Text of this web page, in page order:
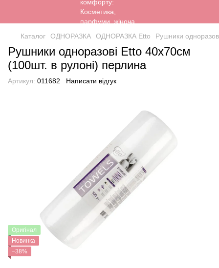
Каталог ОДНОРАЗКА ОДНОРАЗКА Etto Рушники
Рушники одноразові Etto 40х70см
(100шт. в рулоні) перлина
Артикул: 011682 Написати відгук
Оригінал
Новинка
−38%